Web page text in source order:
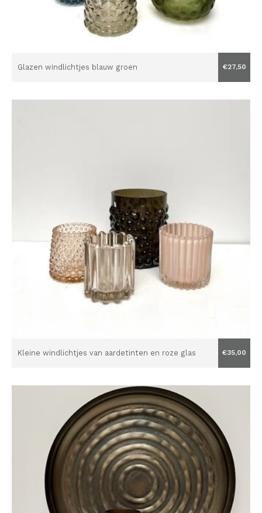
Glazen windlichtjes blauw groen €27,50
Kleine windlichtjes van aardetinten en roze glas €35,00